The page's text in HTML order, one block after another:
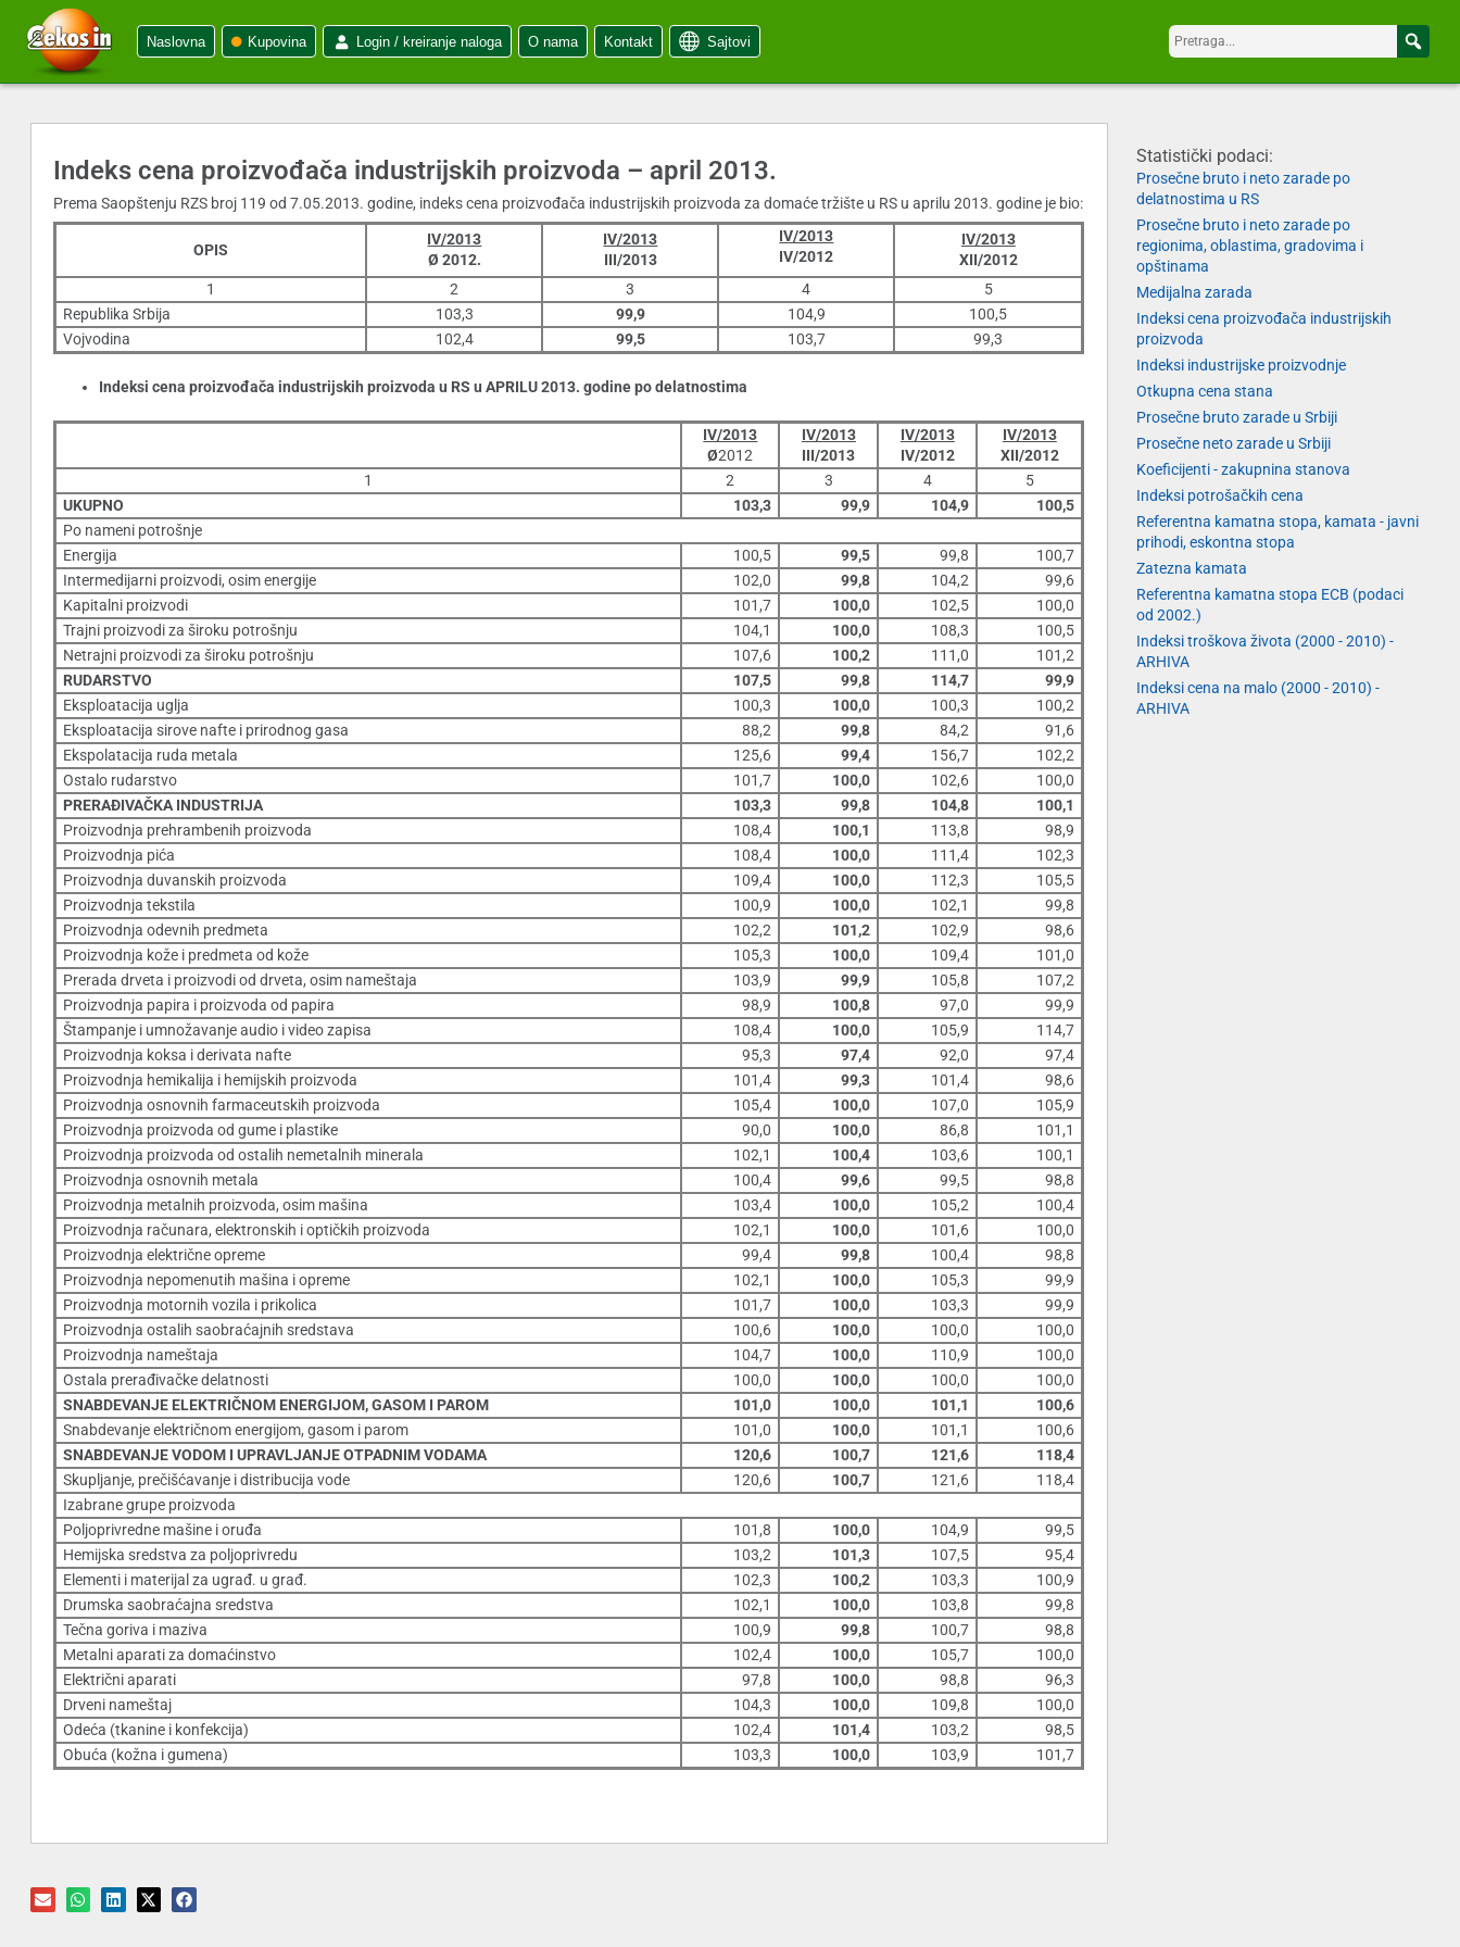
Naslovna Kupovina Login / kreiranje naloga O nama Kontakt Sajtovi
Indeks cena proizvođača industrijskih proizvoda – april 2013.
Prema Saopštenju RZS broj 119 od 7.05.2013. godine, indeks cena proizvođača industrijskih proizvoda za domaće tržište u RS u aprilu 2013. godine je bio:
OPIS
IV/2013
Ø 2012.
IV/2013
III/2013
IV/2013
IV/2012
IV/2013
XII/2012
1
2 3 4
5
Republika Srbija
103,3 99,9 104,9
100,5
Vojvodina
102,4 99,5 103,7 99,3
Indeksi cena proizvođača industrijskih proizvoda u RS u APRILU 2013. godine po delatnostima
IV/2013
Ø2012
IV/2013
III/2013
IV/2013
IV/2012
IV/2013
XII/2012
1
2 3 4
5
UKUPNO
103,3 99,9 104,9
100,5
Po nameni potrošnje
Energija
100,5 99,5 99,8
100,7
Intermedijarni proizvodi, osim energije
102,0 99,8 104,2
99,6
Kapitalni proizvodi
101,7 100,0 102,5
100,0
Trajni proizvodi za široku potrošnju
104,1 100,0 108,3
100,5
Netrajni proizvodi za široku potrošnju
107,6 100,2 111,0
101,2
RUDARSTVO
107,5 99,8 114,7
99,9
Eksploatacija uglja
100,3 100,0 100,3
100,2
Eksploatacija sirove nafte i prirodnog gasa
88,2 99,8 84,2
91,6
Ekspolatacija ruda metala
125,6 99,4 156,7
102,2
Ostalo rudarstvo
101,7 100,0 102,6
100,0
PRERAÐIVAČKA INDUSTRIJA
103,3 99,8 104,8
100,1
Proizvodnja prehrambenih proizvoda
108,4 100,1 113,8
98,9
Proizvodnja pića
108,4 100,0 111,4
102,3
Proizvodnja duvanskih proizvoda
109,4 100,0 112,3
105,5
Proizvodnja tekstila
100,9 100,0 102,1
99,8
Proizvodnja odevnih predmeta
102,2 101,2 102,9
98,6
Proizvodnja kože i predmeta od kože
105,3 100,0 109,4
101,0
Prerada drveta i proizvodi od drveta, osim nameštaja
103,9 99,9 105,8
107,2
Proizvodnja papira i proizvoda od papira
98,9 100,8 97,0
99,9
Štampanje i umnožavanje audio i video zapisa
108,4 100,0 105,9
114,7
Proizvodnja koksa i derivata nafte
95,3 97,4 92,0
97,4
Proizvodnja hemikalija i hemijskih proizvoda
101,4 99,3 101,4
98,6
Proizvodnja osnovnih farmaceutskih proizvoda
105,4 100,0 107,0
105,9
Proizvodnja proizvoda od gume i plastike
90,0 100,0 86,8
101,1
Proizvodnja proizvoda od ostalih nemetalnih minerala
102,1 100,4 103,6
100,1
Proizvodnja osnovnih metala
100,4 99,6 99,5
98,8
Proizvodnja metalnih proizvoda, osim mašina
103,4 100,0 105,2
100,4
Proizvodnja računara, elektronskih i optičkih proizvoda
102,1 100,0 101,6
100,0
Proizvodnja električne opreme
99,4 99,8 100,4
98,8
Proizvodnja nepomenutih mašina i opreme
102,1 100,0 105,3
99,9
Proizvodnja motornih vozila i prikolica
101,7 100,0 103,3
99,9
Proizvodnja ostalih saobraćajnih sredstava
100,6 100,0 100,0
100,0
Proizvodnja nameštaja
104,7 100,0 110,9
100,0
Ostala prerađivačke delatnosti
100,0 100,0 100,0
100,0
SNABDEVANJE ELEKTRIČNOM ENERGIJOM, GASOM I PAROM
101,0 100,0 101,1
100,6
Snabdevanje električnom energijom, gasom i parom
101,0 100,0 101,1
100,6
SNABDEVANJE VODOM I UPRAVLJANJE OTPADNIM VODAMA
120,6 100,7 121,6
118,4
Skupljanje, prečišćavanje i distribucija vode
120,6 100,7 121,6
118,4
Izabrane grupe proizvoda
Poljoprivredne mašine i oruđa
101,8 100,0 104,9
99,5
Hemijska sredstva za poljoprivredu
103,2 101,3 107,5
95,4
Elementi i materijal za ugrađ. u građ.
102,3 100,2 103,3
100,9
Drumska saobraćajna sredstva
102,1 100,0 103,8
99,8
Tečna goriva i maziva
100,9 99,8 100,7
98,8
Metalni aparati za domaćinstvo
102,4 100,0 105,7
100,0
Električni aparati
97,8 100,0 98,8
96,3
Drveni nameštaj
104,3 100,0 109,8
100,0
Odeća (tkanine i konfekcija)
102,4 101,4 103,2
98,5
Obuća (kožna i gumena)
103,3 100,0 103,9 101,7
Statistički podaci:
Prosečne bruto i neto zarade po
delatnostima u RS
Prosečne bruto i neto zarade po
regionima, oblastima, gradovima i
opštinama
Medijalna zarada
Indeksi cena proizvođača industrijskih
proizvoda
Indeksi industrijske proizvodnje
Otkupna cena stana
Prosečne bruto zarade u Srbiji
Prosečne neto zarade u Srbiji
Koeficijenti - zakupnina stanova
Indeksi potrošačkih cena
Referentna kamatna stopa, kamata - javni
prihodi, eskontna stopa
Zatezna kamata
Referentna kamatna stopa ECB (podaci
od 2002.)
Indeksi troškova života (2000 - 2010) -
ARHIVA
Indeksi cena na malo (2000 - 2010) -
ARHIVA